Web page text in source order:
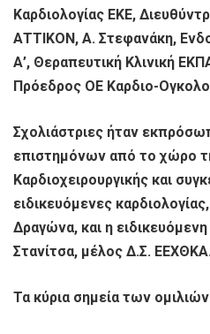
Καρδιολογίας ΕΚΕ,
ΑΤΤΙΚΟΝ, Α. Στεφανάκη,
Α’, Θεραπευτική Κλινική
Πρόεδρος ΟΕ Καρδιο-
Σχολιάστριες ήταν
επιστημόνων από το χώρο
Καρδιοχειρουργικής και
ειδικευόμενες
Δραγώνα, και η
Στανίτσα, μέλος Δ.Σ.
Τα κύρια σημεία των